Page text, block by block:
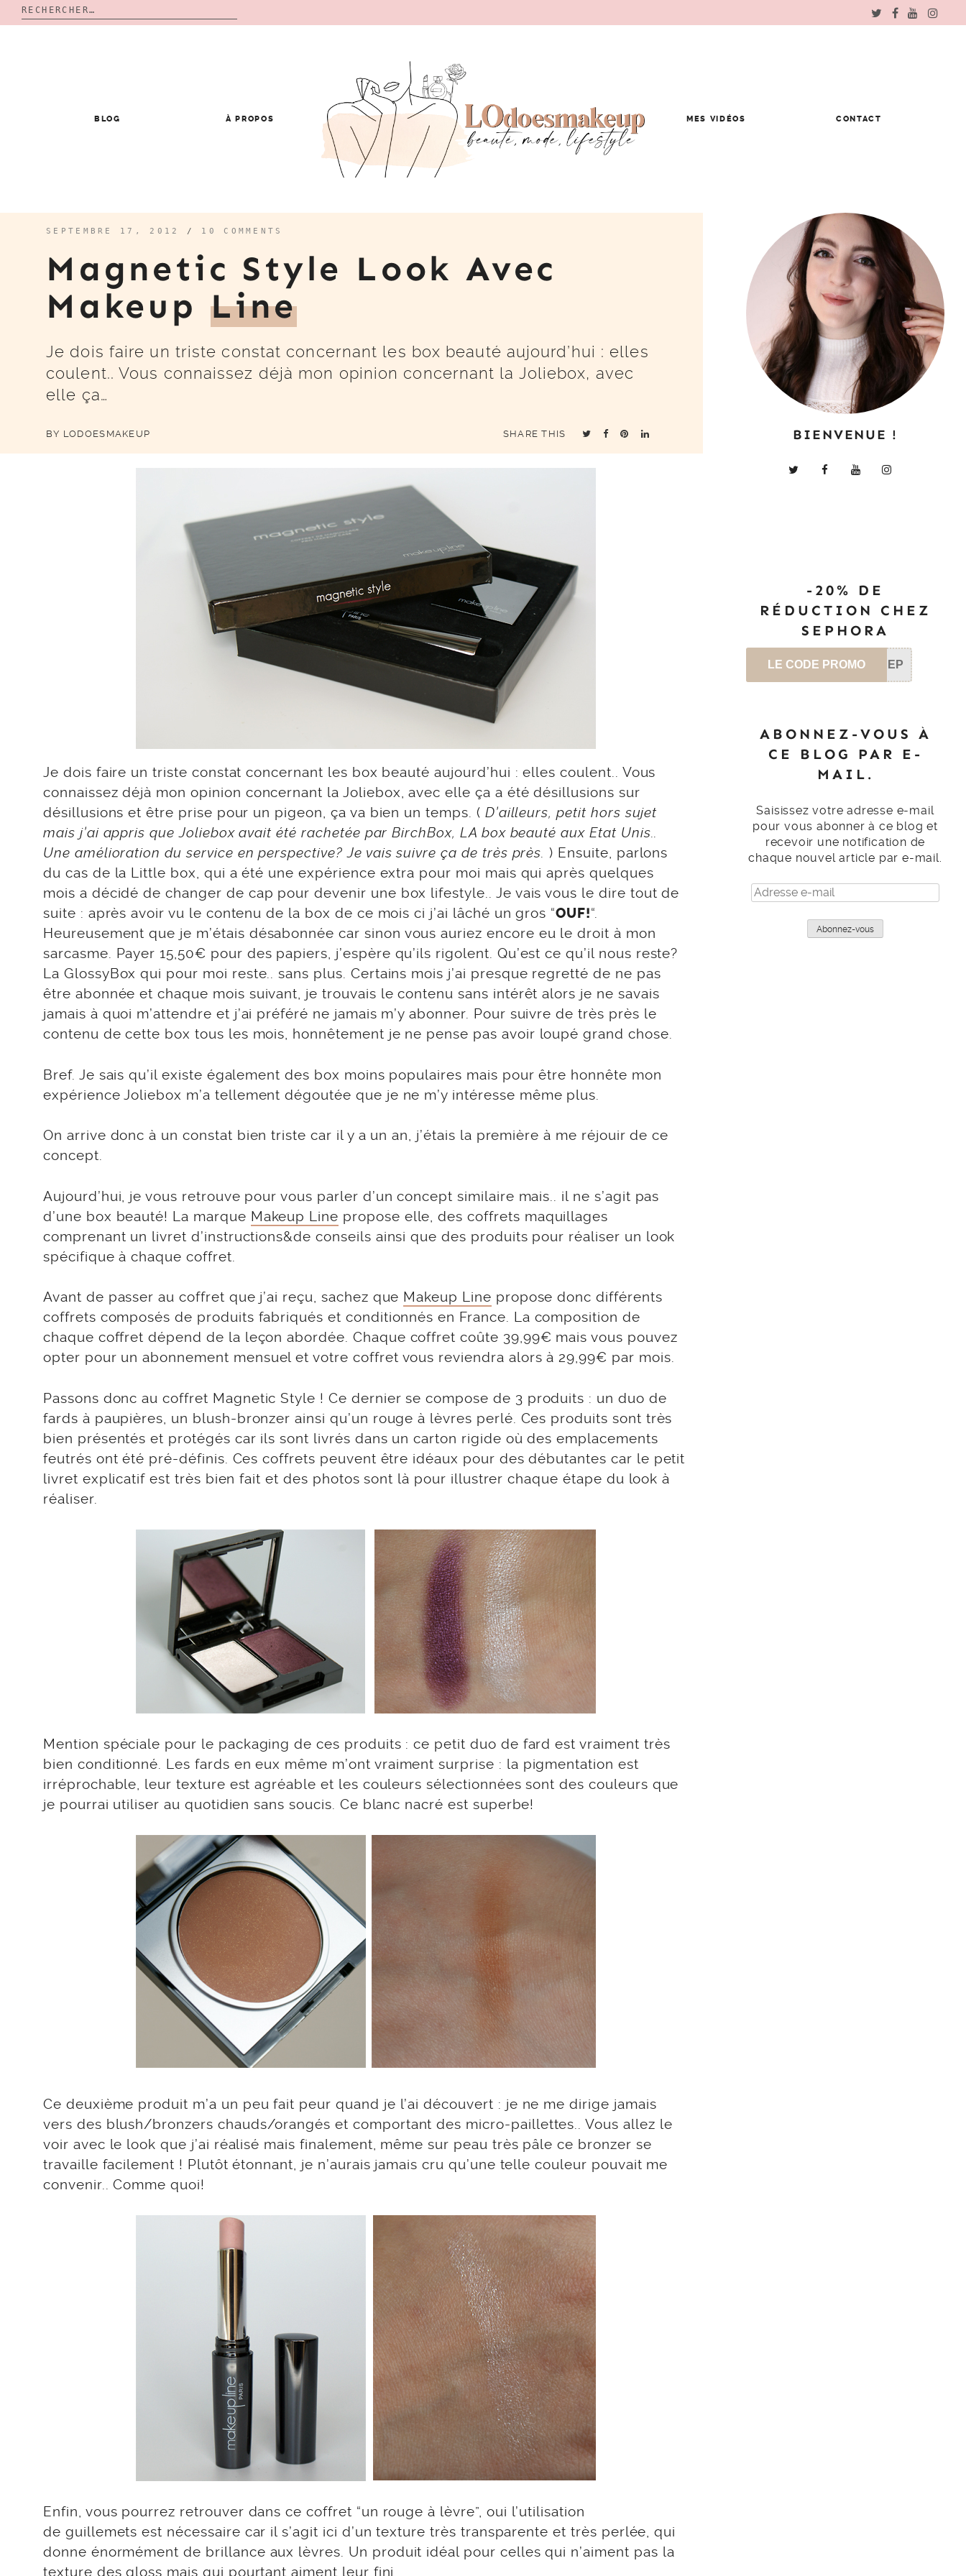
Rechercher :
BLOG À PROPOS MES VIDÉOS CONTACT
SEPTEMBRE 17, 2012 / 10 COMMENTS
Magnetic Style Look Avec
Makeup Line
Je dois faire un triste constat concernant les box beauté aujourd’hui : elles
coulent.. Vous connaissez déjà mon opinion concernant la Joliebox, avec
elle ça…
BY LODOESMAKEUP SHARE THIS
Je dois faire un triste constat concernant les box beauté aujourd’hui : elles coulent.. Vous
connaissez déjà mon opinion concernant la Joliebox, avec elle ça a été désillusions sur
désillusions et être prise pour un pigeon, ça va bien un temps. ( D’ailleurs, petit hors sujet
mais j’ai appris que Joliebox avait été rachetée par BirchBox, LA box beauté aux Etat Unis..
Une amélioration du service en perspective? Je vais suivre ça de très près. ) Ensuite, parlons
du cas de la Little box, qui a été une expérience extra pour moi mais qui après quelques
mois a décidé de changer de cap pour devenir une box lifestyle.. Je vais vous le dire tout de
suite : après avoir vu le contenu de la box de ce mois ci j’ai lâché un gros “OUF!“.
Heureusement que je m’étais désabonnée car sinon vous auriez encore eu le droit à mon
sarcasme. Payer 15,50€ pour des papiers, j’espère qu’ils rigolent. Qu’est ce qu’il nous reste?
La GlossyBox qui pour moi reste.. sans plus. Certains mois j’ai presque regretté de ne pas
être abonnée et chaque mois suivant, je trouvais le contenu sans intérêt alors je ne savais
jamais à quoi m’attendre et j’ai préféré ne jamais m’y abonner. Pour suivre de très près le
contenu de cette box tous les mois, honnêtement je ne pense pas avoir loupé grand chose.
Bref. Je sais qu’il existe également des box moins populaires mais pour être honnête mon
expérience Joliebox m’a tellement dégoutée que je ne m’y intéresse même plus.
On arrive donc à un constat bien triste car il y a un an, j’étais la première à me réjouir de ce
concept.
Aujourd’hui, je vous retrouve pour vous parler d’un concept similaire mais.. il ne s’agit pas
d’une box beauté! La marque Makeup Line propose elle, des coffrets maquillages
comprenant un livret d’instructions&de conseils ainsi que des produits pour réaliser un look
spécifique à chaque coffret.
Avant de passer au coffret que j’ai reçu, sachez que Makeup Line propose donc différents
coffrets composés de produits fabriqués et conditionnés en France. La composition de
chaque coffret dépend de la leçon abordée. Chaque coffret coûte 39,99€ mais vous pouvez
opter pour un abonnement mensuel et votre coffret vous reviendra alors à 29,99€ par mois.
Passons donc au coffret Magnetic Style ! Ce dernier se compose de 3 produits : un duo de
fards à paupières, un blush-bronzer ainsi qu’un rouge à lèvres perlé. Ces produits sont très
bien présentés et protégés car ils sont livrés dans un carton rigide où des emplacements
feutrés ont été pré-définis. Ces coffrets peuvent être idéaux pour des débutantes car le petit
livret explicatif est très bien fait et des photos sont là pour illustrer chaque étape du look à
réaliser.
Mention spéciale pour le packaging de ces produits : ce petit duo de fard est vraiment très
bien conditionné. Les fards en eux même m’ont vraiment surprise : la pigmentation est
irréprochable, leur texture est agréable et les couleurs sélectionnées sont des couleurs que
je pourrai utiliser au quotidien sans soucis. Ce blanc nacré est superbe!
Ce deuxième produit m’a un peu fait peur quand je l’ai découvert : je ne me dirige jamais
vers des blush/bronzers chauds/orangés et comportant des micro-paillettes.. Vous allez le
voir avec le look que j’ai réalisé mais finalement, même sur peau très pâle ce bronzer se
travaille facilement ! Plutôt étonnant, je n’aurais jamais cru qu’une telle couleur pouvait me
convenir.. Comme quoi!
Enfin, vous pourrez retrouver dans ce coffret “un rouge à lèvre”, oui l’utilisation
de guillemets est nécessaire car il s’agit ici d’un texture très transparente et très perlée, qui
donne énormément de brillance aux lèvres. Un produit idéal pour celles qui n’aiment pas la
texture des gloss mais qui pourtant aiment leur fini.
BIENVENUE !
-20% DE
RÉDUCTION CHEZ
SEPHORA
LE CODE PROMO SEP
ABONNEZ-VOUS À
CE BLOG PAR E-
MAIL.
Saisissez votre adresse e-mail
pour vous abonner à ce blog et
recevoir une notification de
chaque nouvel article par e-mail.
Adresse
e-
Abonnez-vous